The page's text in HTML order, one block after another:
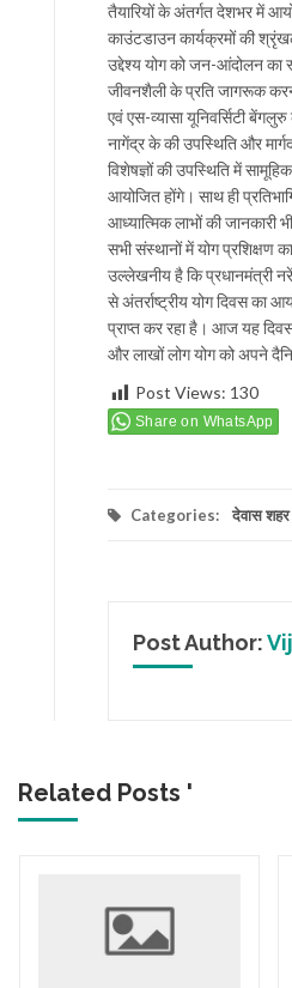
तैयारियों के अंतर्गत देशभर में
काउंटडाउन कार्यक्रमों की
उद्देश्य योग को जन-आंदोलन का
जीवनशैली के प्रति जागरूक
एवं एस-व्यासा यूनिवर्सिटी
नागेंद्र के की उपस्थिति और
विशेषज्ञों की उपस्थिति में
आयोजित होंगे। साथ ही
आध्यात्मिक लाभों की जानकारी
सभी संस्थानों में योग प्रशिक्षण
उल्लेखनीय है कि प्रधानमंत्री
से अंतर्राष्ट्रीय योग दिवस का
प्राप्त कर रहा है। आज यह
और लाखों लोग योग को अपने
Post Views: 130
Share on WhatsApp
Categories: देवास शहर
Post Author:
Related Posts '